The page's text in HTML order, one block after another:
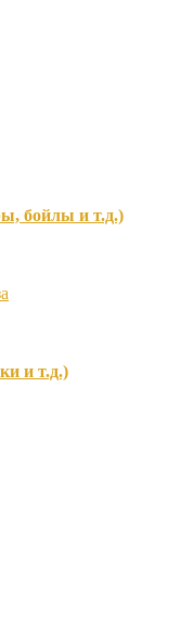
бойлы и т.д.)
и т.д.)